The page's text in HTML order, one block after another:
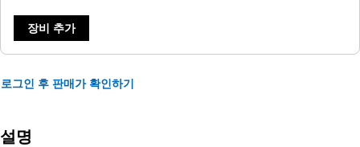
장비 추가
로그인 후 판매가 확인하기
설명